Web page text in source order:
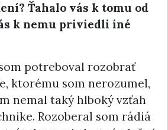
Ťahalo vás k tomu od
k nemu priviedli iné
potreboval rozobrať
ktorému som nerozumel,
nemal taký hlboký vzťah
Rozoberal som rádiá